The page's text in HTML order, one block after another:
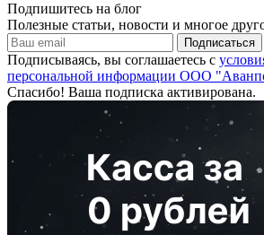
Подпишитесь на блог
Полезные статьи, новости и многое
Подписаться
Подписываясь, вы соглашаетесь с
персональной информации ООО
Спасибо! Ваша подписка активирована.